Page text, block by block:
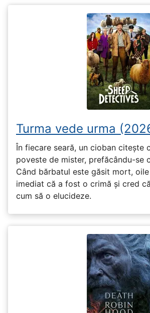
Turma vede urma
În fiecare seară, un cioban citește
poveste de mister, prefăcându-se
Când bărbatul este găsit mort,
imediat că a fost o crimă și cred
cum să o elucideze.